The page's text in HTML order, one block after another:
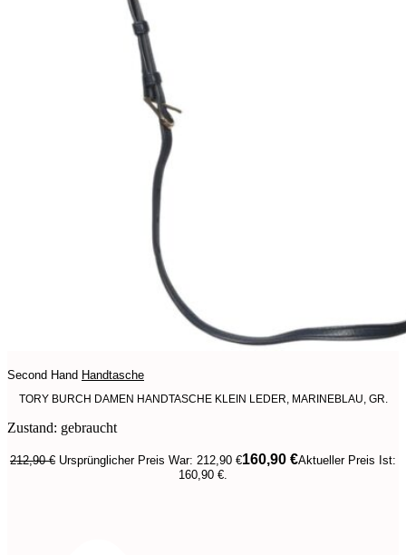
Second Hand Handtasche
TORY BURCH DAMEN HANDTASCHE KLEIN LEDER, MARINEBLAU, GR.
Zustand: gebraucht
212,90€ Ursprünglicher Preis War: 212,90 €160,90 €Aktueller Preis Ist:
160,90 €.